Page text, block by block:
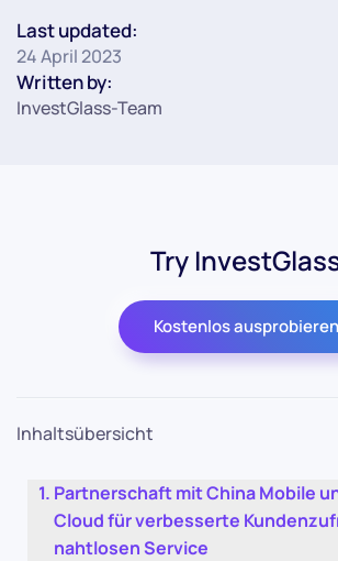
Last updated:
24 April 2023
Written by:
InvestGlass-Team
Try
Kostenlos ausprobieren
Inhaltsübersicht
Partnerschaft mit China Mobile
Cloud für verbesserte
nahtlosen Service